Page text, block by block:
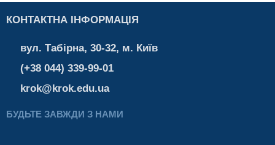
КОНТАКТНА ІНФОРМАЦІЯ
вул. Табірна, 30-32, м. Київ
(+38 044) 339-99-01
krok@krok.edu.ua
БУДЬТЕ ЗАВЖДИ З НАМИ